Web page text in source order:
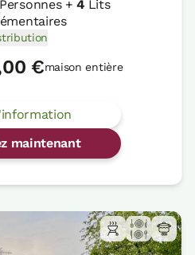
+4Lits
€maison entière
maintenant